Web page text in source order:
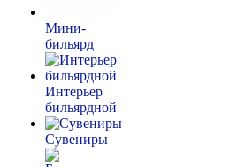
Мини-
бильярд
Интерьер
бильярдной
Сувениры